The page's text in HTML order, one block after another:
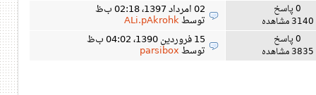
0 پاسخ
3140 مشاهده
02 امرداد 1397، 02:18 ب‌ظ
توسطALi.pAkrohk
0 پاسخ
3835 مشاهده
15 فروردین 1390، 04:02 ب‌ظ
توسطparsibox